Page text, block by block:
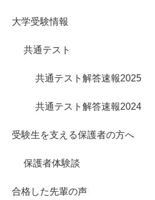
大学受験情報
共通テスト
共通テスト解答速報2025
共通テスト解答速報2024
受験生を支える保護者の方へ
保護者体験談
合格した先輩の声